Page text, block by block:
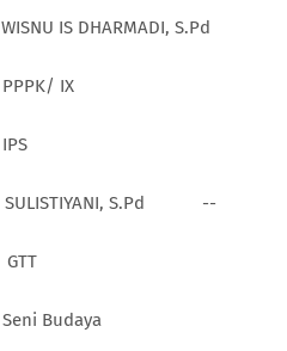
WISNU IS DHARMADI, S.Pd
PPPK/ IX
IPS
SULISTIYANI, S.Pd --
GTT
Seni Budaya